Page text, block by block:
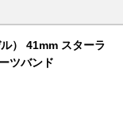
） 41mm スターラ
ツバンド